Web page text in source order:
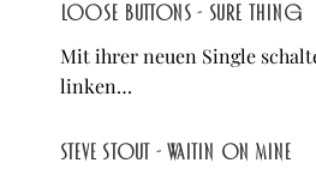
Loose Buttons - Sure Thing
Mit ihrer neuen Single
linken…
Steve Stout - waitin on mine